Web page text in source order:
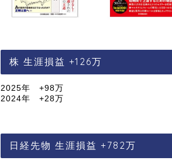
株 生涯損益 +126万
2025年 +98万
2024年 +28万
日経先物 生涯損益 +782万